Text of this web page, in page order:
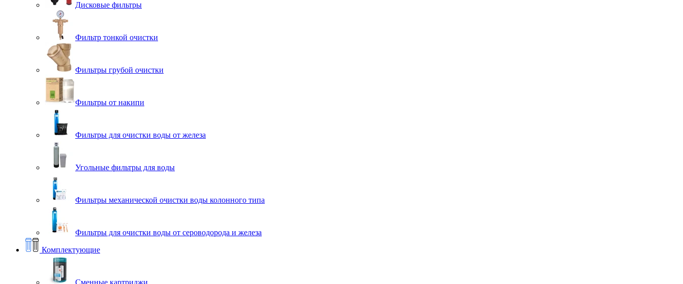
Дисковые фильтры
Фильтр тонкой очистки
Фильтры грубой очистки
Фильтры от накипи
Фильтры для очистки воды от железа
Угольные фильтры для воды
Фильтры механической очистки воды колонного типа
Фильтры для очистки воды от сероводорода и железа
Комплектующие
Сменные картриджи